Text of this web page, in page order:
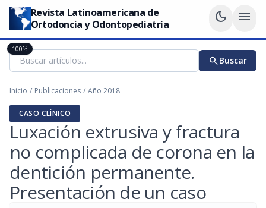
Revista Latinoamericana de
Ortodoncia y Odontopediatría
dark_mode menu
searchBuscar
Inicio / Publicaciones / Año 2018
CASO CLÍNICO
Luxación extrusiva y fractura
no complicada de corona en la
dentición permanente.
Presentación de un caso
100%